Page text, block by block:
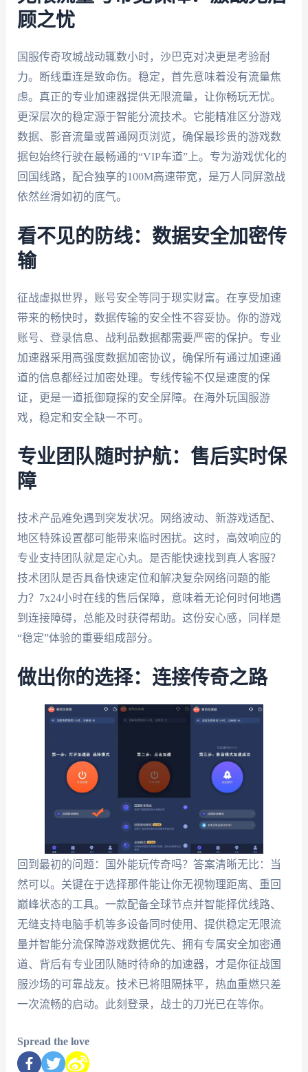
顾之忧
国服传奇攻城战动辄数小时，沙巴克对决更是考验耐
力。断线重连是致命伤。稳定，首先意味着没有流量焦
虑。真正的专业加速器提供无限流量，让你畅玩无忧。
更深层次的稳定源于智能分流技术。它能精准区分游戏
数据、影音流量或普通网页浏览，确保最珍贵的游戏数
据包始终行驶在最畅通的“VIP车道”上。专为游戏优化的
回国线路，配合独享的100M高速带宽，是万人同屏激战
依然丝滑如初的底气。
看不见的防线：数据安全加密传
输
征战虚拟世界，账号安全等同于现实财富。在享受加速
带来的畅快时，数据传输的安全性不容妥协。你的游戏
账号、登录信息、战利品数据都需要严密的保护。专业
加速器采用高强度数据加密协议，确保所有通过加速通
道的信息都经过加密处理。专线传输不仅是速度的保
证，更是一道抵御窥探的安全屏障。在海外玩国服游
戏，稳定和安全缺一不可。
专业团队随时护航：售后实时保
障
技术产品难免遇到突发状况。网络波动、新游戏适配、
地区特殊设置都可能带来临时困扰。这时，高效响应的
专业支持团队就是定心丸。是否能快速找到真人客服？
技术团队是否具备快速定位和解决复杂网络问题的能
力？7x24小时在线的售后保障，意味着无论何时何地遇
到连接障碍，总能及时获得帮助。这份安心感，同样是
“稳定”体验的重要组成部分。
做出你的选择：连接传奇之路
回到最初的问题：国外能玩传奇吗？答案清晰无比：当
然可以。关键在于选择那件能让你无视物理距离、重回
巅峰状态的工具。一款配备全球节点并智能择优线路、
无缝支持电脑手机等多设备同时使用、提供稳定无限流
量并智能分流保障游戏数据优先、拥有专属安全加密通
道、背后有专业团队随时待命的加速器，才是你征战国
服沙场的可靠战友。技术已将阻隔抹平，热血重燃只差
一次流畅的启动。此刻登录，战士的刀光已在等你。
Spread the love